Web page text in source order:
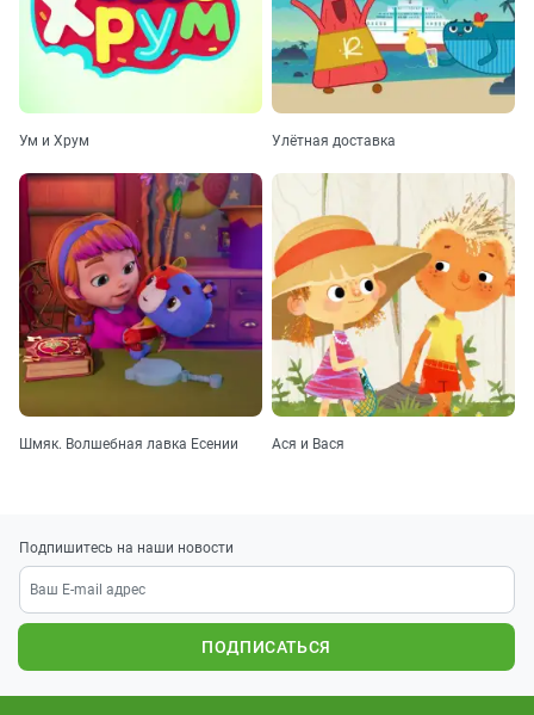
Ум и Хрум Улётная доставка
Шмяк. Волшебная лавка Есении Ася и Вася
Подпишитесь на наши новости
ПОДПИСАТЬСЯ